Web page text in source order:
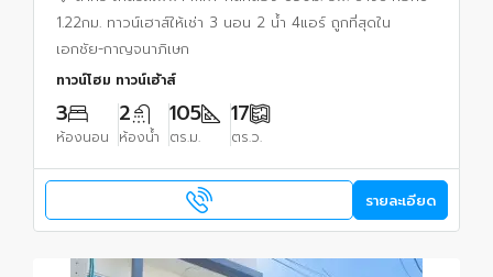
1.22กม. ทาวน์เฮาส์ให้เช่า 3 นอน 2 น้ำ 4แอร์ ถูกที่สุดใน
เอกชัย-กาญจนาภิเษก
ทาวน์โฮม ทาวน์เฮ้าส์
3
ห้องนอน
2
ห้องน้ำ
105
ตร.ม.
17
ตร.ว.
รายละเอียด